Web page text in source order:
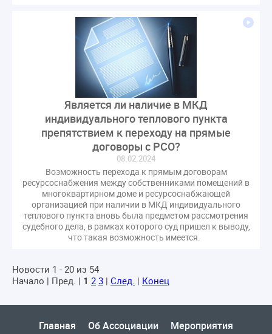
Является ли наличие в МКД
индивидуального теплового пункта
препятствием к переходу на прямые
договоры с РСО?
08.02.2024
Возможность перехода к прямым договорам
ресурсоснабжения между собственниками помещений в
многоквартирном доме и ресурсоснабжающей
организацией при наличии в МКД индивидуального
теплового пункта вновь была предметом рассмотрения
судебного дела, в рамках которого суд пришел к выводу,
что такая возможность имеется.
Новости 1 - 20 из 54
Начало | Пред. | 1 2 3 | След. | Конец
Главная Об Ассоциации Мероприятия